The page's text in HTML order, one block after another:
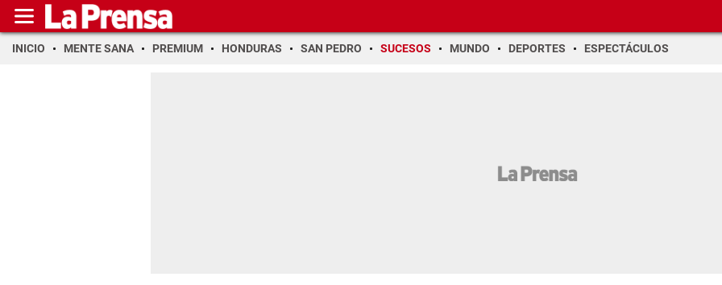
INICIO MENTE SANA PREMIUM HONDURAS SAN PEDRO SUCESOS MUNDO DEPORTES ESPECTÁCULOS